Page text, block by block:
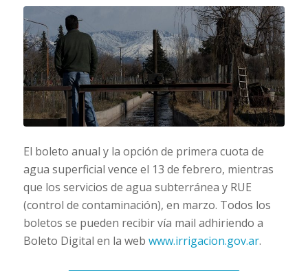
El boleto anual y la opción de primera cuota de
agua superficial vence el 13 de febrero, mientras
que los servicios de agua subterránea y RUE
(control de contaminación), en marzo. Todos los
boletos se pueden recibir vía mail adhiriendo a
Boleto Digital en la web www.irrigacion.gov.ar.